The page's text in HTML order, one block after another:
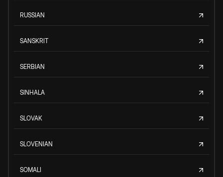
RUSSIAN
SANSKRIT
SERBIAN
SINHALA
SLOVAK
SLOVENIAN
SOMALI